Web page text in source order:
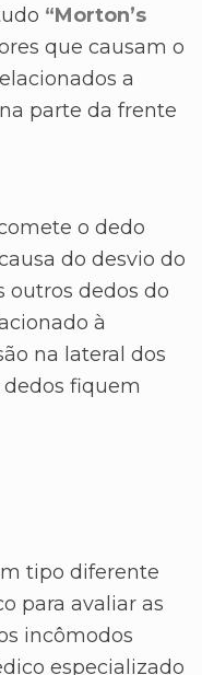
“Morton’s
que causam o
a
parte da frente
o dedo
do desvio do
outros dedos do
à
na lateral dos
dedos fiquem
tipo diferente
para avaliar as
incômodos
especializado